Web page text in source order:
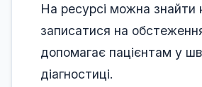
На ресурсі можна знайти
записатися на
допомагає пацієнтам у
діагностиці.